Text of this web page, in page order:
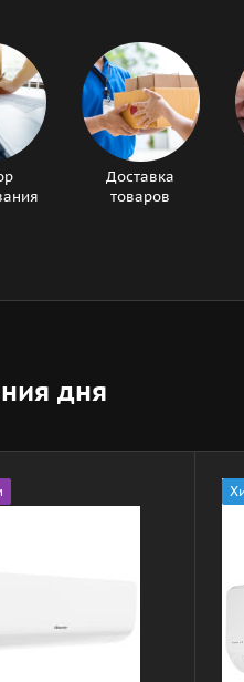
Доставка
товаров
дня